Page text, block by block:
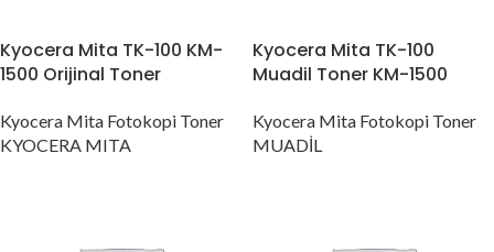
Kyocera Mita TK-100 KM-
1500 Orijinal Toner
Kyocera Mita Fotokopi Toner
KYOCERA MITA
Kyocera Mita TK-100
Muadil Toner KM-1500
Kyocera Mita Fotokopi Toner
MUADİL